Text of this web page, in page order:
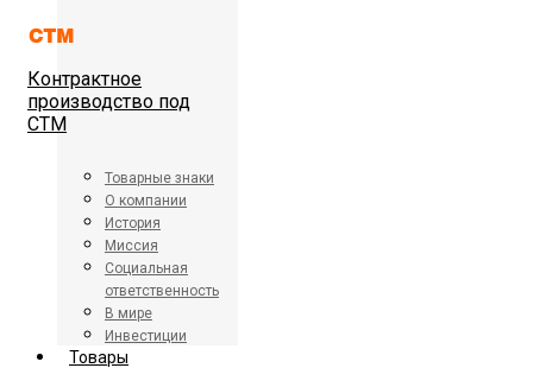
Контрактное
производство под
СТМ
Товарные знаки
О компании
История
Миссия
Социальная
ответственность
В мире
Инвестиции
Товары